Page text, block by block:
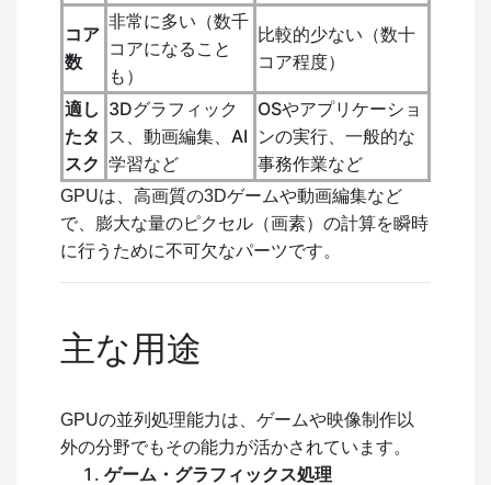
コア
数
非常に多い（数千
コアになること
も）
比較的少ない（数十
コア程度）
適し
たタ
スク
3Dグラフィック
ス、動画編集、AI
学習など
OSやアプリケーショ
ンの実行、一般的な
事務作業など
GPUは、高画質の3Dゲームや動画編集など
で、膨大な量のピクセル（画素）の計算を瞬時
に行うために不可欠なパーツです。
主な用途
GPUの並列処理能力は、ゲームや映像制作以
外の分野でもその能力が活かされています。
ゲーム・グラフィックス処理